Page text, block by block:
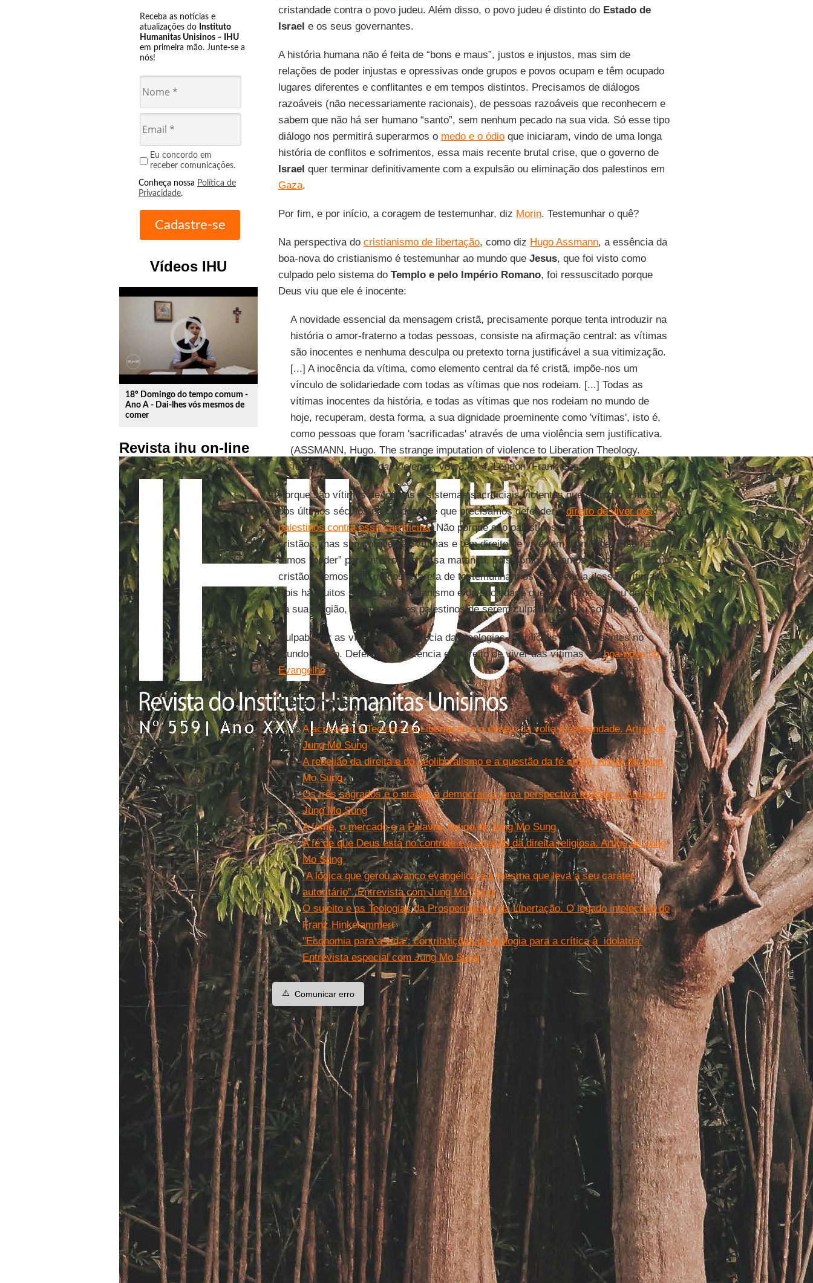
Receba as notícias e
atualizações do Instituto
Humanitas Unisinos – IHU
em primeira mão. Junte-se a
nós!
Eu concordo em
receber comunicações.
Conheça nossa Política de
Privacidade.
Vídeos IHU
play_circle_outline
18º Domingo do tempo comum -
Ano A - Dai-lhes vós mesmos de
comer
Revista ihu on-line
cristandade contra o povo judeu. Além disso, o povo judeu é distinto doEstado de
Israel e os seus governantes.
A história humana não é feita de “bons e maus”, justos e injustos, mas sim de
relações de poder injustas e opressivas onde grupos e povos ocupam e têm ocupado
lugares diferentes e conflitantes e em tempos distintos. Precisamos de diálogos
razoáveis (não necessariamente racionais), de pessoas razoáveis que reconhecem e
sabem que não há ser humano “santo”, sem nenhum pecado na sua vida. Só esse tipo
diálogo nos permitirá superarmos o medo e o ódioque iniciaram, vindo de uma longa
história de conflitos e sofrimentos, essa mais recente brutal crise, que o governo de
Israel quer terminar definitivamente com a expulsão ou eliminação dos palestinos em
Gaza.
Por fim, e por início, a coragem de testemunhar, diz Morin. Testemunhar o quê?
Na perspectiva do cristianismo de libertação, como diz Hugo Assmann, a essência da
boa-nova do cristianismo é testemunhar ao mundo queJesus, que foi visto como
culpado pelo sistema do Templo e pelo Império Romano, foi ressuscitado porque
Deus viu que ele é inocente:
A novidade essencial da mensagem cristã, precisamente porque tenta introduzir na
história o amor-fraterno a todas pessoas, consiste na afirmação central: as vítimas
são inocentes e nenhuma desculpa ou pretexto torna justificável a sua vitimização.
[...] A inocência da vítima, como elemento central da fé cristã, impõe-nos um
vínculo de solidariedade com todas as vítimas que nos rodeiam. [...] Todas as
vítimas inocentes da história, e todas as vítimas que nos rodeiam no mundo de
hoje, recuperam, desta forma, a sua dignidade proeminente como 'vítimas', isto é,
como pessoas que foram 'sacrificadas' através de uma violência sem justificativa.
(ASSMANN, Hugo. The strange imputation of violence to Liberation Theology.
Terrorism and Political Violence, vol. 3, n. 4, London: Frank Cass, 1991. p. 80-99)
Porque são vítimas de lógicas e sistemas sacrificiais violentas que marcam a história
dos últimos séculos no Ocidente, é que precisamos defender odireito de viver dos
palestinos contra essa carnificina. Não porque são palestinos, mulçumanos ou
cristãos, mas sim porque são vítimas e têm direito de viver em dignidade. E se não
temos “poder” para interromper essa matança, pois somos/estamos impotentes, como
cristãos, temos pelo menos a tarefa de testemunharmos a inocência dessas vítimas.
Pois há muitos setores do cristianismo e da sociedade que, em nome do seu deus e
da sua religião, acusam esses palestinos de serem culpados do seu sofrimento.
Culpabilizar as vítimas é a essência das teologias sacrificiais mais presentes no
mundo inteiro. Defender a inocência e o direito de viver das vítimas é aboa-nova do
Evangelho.
Leia mais
A acusação à Teologia da Libertação e o desejo da volta à cristandade. Artigo de
Jung Mo Sung
A rebelião da direita e do neoliberalismo e a questão da fé cristã. Artigo de Jung
Mo Sung
Os três sagrados e o ataque à democracia: uma perspectiva teológica. Artigo de
Jung Mo Sung
A fome, o mercado e a Palavra. Artigo de Jung Mo Sung
A fé de que Deus está no controle e a atração da direita religiosa. Artigo de Jung
Mo Sung
“A lógica que gerou avanço evangélico é a mesma que leva a seu caráter
autoritário”. Entrevista com Jung Mo Sung
O sujeito e as Teologias da Prosperidade e da Libertação. O legado intelectual de
Franz Hinkelammert
"Economia para a vida": contribuições da teologia para a crítica à idolatria.
Entrevista especial com Jung Mo Sung
⚠️ Comunicar erro